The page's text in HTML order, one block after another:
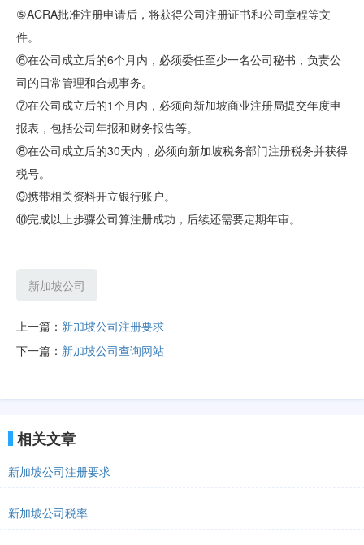
⑤ACRA批准注册申请后，将获得公司注册证书和公司章程等文
件。
⑥在公司成立后的6个月内，必须委任至少一名公司秘书，负责公
司的日常管理和合规事务。
⑦在公司成立后的1个月内，必须向新加坡商业注册局提交年度申
报表，包括公司年报和财务报告等。
⑧在公司成立后的30天内，必须向新加坡税务部门注册税务并获得
税号。
⑨携带相关资料开立银行账户。
⑩完成以上步骤公司算注册成功，后续还需要定期年审。
新加坡公司
上一篇： 新加坡公司注册要求
下一篇： 新加坡公司查询网站
相关文章
新加坡公司注册要求
新加坡公司税率